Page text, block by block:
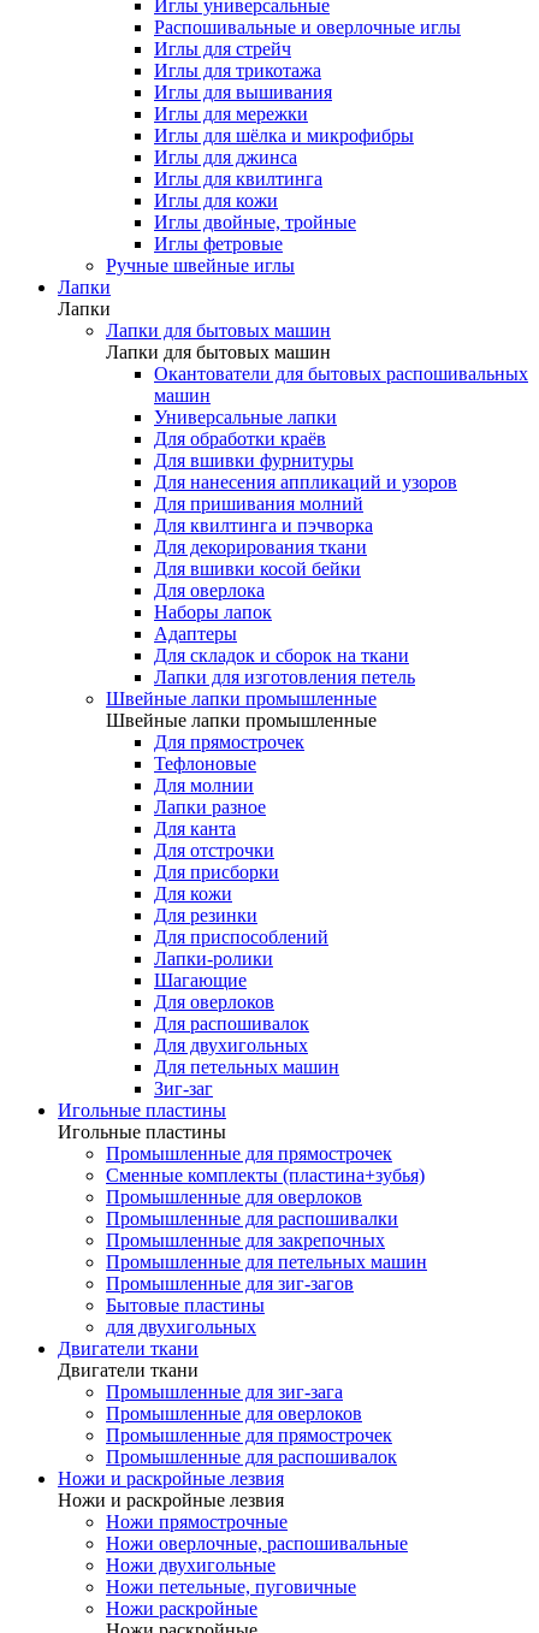
Иглы универсальные
Распошивальные и оверлочные иглы
Иглы для стрейч
Иглы для трикотажа
Иглы для вышивания
Иглы для мережки
Иглы для шёлка и микрофибры
Иглы для джинса
Иглы для квилтинга
Иглы для кожи
Иглы двойные, тройные
Иглы фетровые
Ручные швейные иглы
Лапки
Лапки
Лапки для бытовых машин
Лапки для бытовых машин
Окантователи для бытовых распошивальных
машин
Универсальные лапки
Для обработки краёв
Для вшивки фурнитуры
Для нанесения аппликаций и узоров
Для пришивания молний
Для квилтинга и пэчворка
Для декорирования ткани
Для вшивки косой бейки
Для оверлока
Наборы лапок
Адаптеры
Для складок и сборок на ткани
Лапки для изготовления петель
Швейные лапки промышленные
Швейные лапки промышленные
Для прямострочек
Тефлоновые
Для молнии
Лапки разное
Для канта
Для отстрочки
Для присборки
Для кожи
Для резинки
Для приспособлений
Лапки-ролики
Шагающие
Для оверлоков
Для распошивалок
Для двухигольных
Для петельных машин
Зиг-заг
Игольные пластины
Игольные пластины
Промышленные для прямострочек
Сменные комплекты (пластина+зубья)
Промышленные для оверлоков
Промышленные для распошивалки
Промышленные для закрепочных
Промышленные для петельных машин
Промышленные для зиг-загов
Бытовые пластины
для двухигольных
Двигатели ткани
Двигатели ткани
Промышленные для зиг-зага
Промышленные для оверлоков
Промышленные для прямострочек
Промышленные для распошивалок
Ножи и раскройные лезвия
Ножи и раскройные лезвия
Ножи прямострочные
Ножи оверлочные, распошивальные
Ножи двухигольные
Ножи петельные, пуговичные
Ножи раскройные